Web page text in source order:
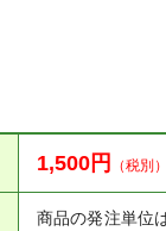
1,500円 （税別
商品の発注単位